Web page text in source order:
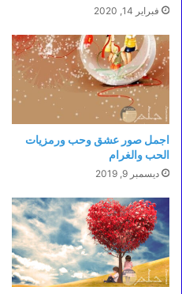
فبراير 14, 2020
اجمل صور عشق وحب ورمزيات
الحب والغرام
ديسمبر 9, 2019